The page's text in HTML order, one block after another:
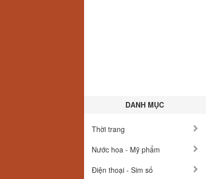
DANH MỤC
Thời trang
Nước hoa - Mỹ phẩm
Điện thoại - Sim số